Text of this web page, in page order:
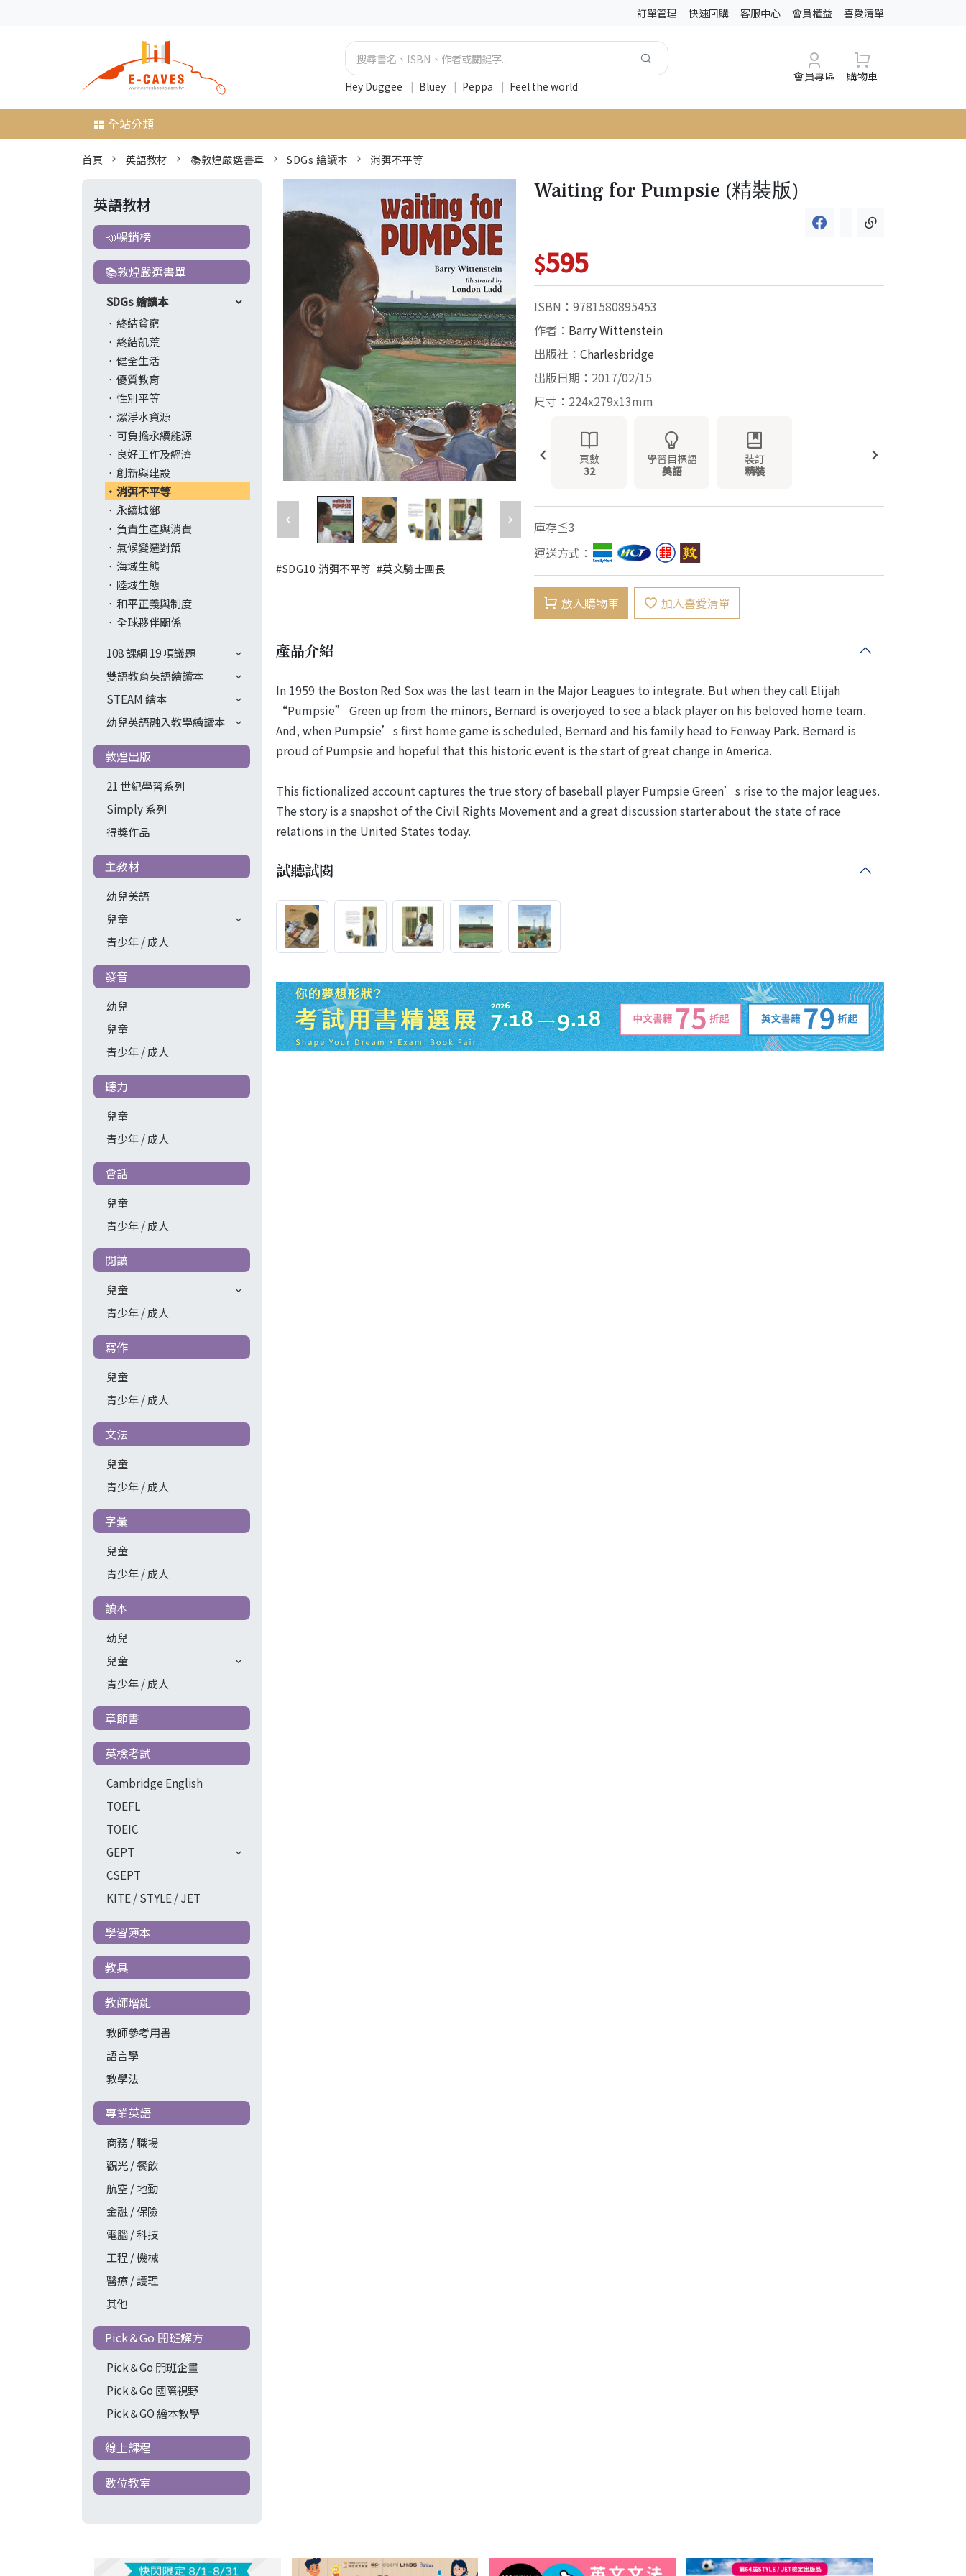
訂單管理 快速回購 客服中心 會員權益 喜愛清單
Hey Duggee | Bluey | Peppa | Feel the world
會員專區 購物車
全站分類
首頁 英語教材 📚敦煌嚴選書單 SDGs 繪讀本 消弭不平等
英語教材
📣暢銷榜
📚敦煌嚴選書單
SDGs 繪讀本
終結貧窮
終結飢荒
健全生活
優質教育
性別平等
潔淨水資源
可負擔永續能源
良好工作及經濟
創新與建設
消弭不平等
永續城鄉
負責生產與消費
氣候變遷對策
海域生態
陸域生態
和平正義與制度
全球夥伴關係
108 課綱 19 項議題
雙語教育英語繪讀本
STEAM 繪本
幼兒英語融入教學繪讀本
敦煌出版
21 世紀學習系列
Simply 系列
得獎作品
主教材
幼兒美語
兒童
青少年 / 成人
發音
幼兒
兒童
青少年 / 成人
聽力
兒童
青少年 / 成人
會話
兒童
青少年 / 成人
閱讀
兒童
青少年 / 成人
寫作
兒童
青少年 / 成人
文法
兒童
青少年 / 成人
字彙
兒童
青少年 / 成人
讀本
幼兒
兒童
青少年 / 成人
章節書
英檢考試
Cambridge English
TOEFL
TOEIC
GEPT
CSEPT
KITE / STYLE / JET
學習簿本
教具
教師增能
教師參考用書
語言學
教學法
專業英語
商務 / 職場
觀光 / 餐飲
航空 / 地勤
金融 / 保險
電腦 / 科技
工程 / 機械
醫療 / 護理
其他
Pick＆Go 開班解方
Pick＆Go 開班企畫
Pick＆Go 國際視野
Pick＆GO 繪本教學
線上課程
數位教室
#SDG10 消弭不平等 #英文騎士團長
Waiting for Pumpsie (精裝版)
$595
ISBN：9781580895453
作者： Barry Wittenstein
出版社：Charlesbridge
出版日期：2017/02/15
尺寸：224x279x13mm
頁數
32
學習目標語
英語
裝訂
精裝
庫存≦3
運送方式：
放入購物車 加入喜愛清單
產品介紹
In 1959 the Boston Red Sox was the last team in the Major Leagues to integrate. But when they call Elijah
“Pumpsie” Green up from the minors, Bernard is overjoyed to see a black player on his beloved home team.
And, when Pumpsie’s first home game is scheduled, Bernard and his family head to Fenway Park. Bernard is
proud of Pumpsie and hopeful that this historic event is the start of great change in America.
This fictionalized account captures the true story of baseball player Pumpsie Green’s rise to the major leagues.
The story is a snapshot of the Civil Rights Movement and a great discussion starter about the state of race
relations in the United States today.
試聽試閱